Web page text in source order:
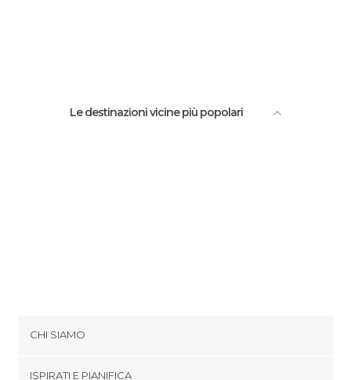
Le destinazioni vicine più popolari
CHI SIAMO
ISPIRATI E PIANIFICA